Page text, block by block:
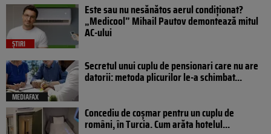
ȘTIRI
Este sau nu nesănătos aerul condiționat?
„Medicool” Mihail Pautov demontează mitul
AC-ului
MEDIAFAX
Secretul unui cuplu de pensionari care nu are
datorii: metoda plicurilor le-a schimbat...
Concediu de coșmar pentru un cuplu de
români, în Turcia. Cum arăta hotelul...